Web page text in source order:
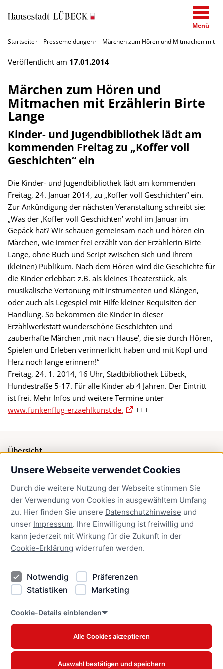
Unsere Webseite verwendet Cookies
Durch die weitere Nutzung der Webseite stimmen Sie
der Verwendung von Cookies in ausgewähltem Umfang
zu. Hier finden Sie unsere Datenschutzhinweise und
unser Impressum. Ihre Einwilligung ist freiwillig und
kann jederzeit mit Wirkung für die Zukunft in der
Cookie-Erklärung widerrufen werden.
Notwendig
Präferenzen
Statistiken
Marketing
Cookie-Details einblenden
Alle Cookies akzeptieren
Auswahl bestätigen und speichern
Menü
Startseite
Pressemeldungen Märchen zum Hören und Mitmachen mit
Veröffentlicht am 17.01.2014
Märchen zum Hören und
Mitmachen mit Erzählerin Birte
Lange
Kinder- und Jugendbibliothek lädt am
kommenden Freitag zu „Koffer voll
Geschichten“ ein
Die Kinder- und Jugendbibliothek lädt am kommenden
Freitag, 24. Januar 2014, zu „Koffer voll Geschichten“ ein.
Zur Ankündigung der nächsten Veranstaltung schreibt sie:
„Was der ‚Koffer voll Geschichten’ wohl im Januar im
Gepäck hat? Wir schauen gemeinsam nach und hören ein
Märchen, wie immer frei erzählt von der Erzählerin Birte
Lange, ohne Buch und Script zwischen sich und ihrem
(kleinen) Publikum. Nach dem Hören wird die Geschichte für
die Kinder erlebbar: z.B. als kleines Theaterstück, als
musikalische Vertonung mit Instrumenten und Klängen,
oder auch als Legespiel mit Hilfe kleiner Requisiten der
Handlung. So bekommen die Kinder in dieser
Erzählwerkstatt wunderschöne Geschichten und
zauberhafte Märchen ‚mit nach Hause’, die sie durch Hören,
Spielen und Erleben verinnerlicht haben und mit Kopf und
Herz noch lange erinnern!“
Freitag, 24. 1. 2014, 16 Uhr, Stadtbibliothek Lübeck,
Hundestraße 5-17. Für alle Kinder ab 4 Jahren. Der Eintritt
ist frei. Mehr Infos und weitere Termine unter
www.funkenflug-erzaehlkunst.de.
+++
Übersicht
Bürgerservice
Presse
Newsletter Lübeck:kompakt
Kontakt
Kontakt
Datenschutzhinweise
Barrierefreiheit
Cookie Erklärung
www.luebeck.de